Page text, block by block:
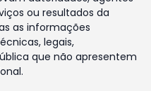
ou resultados da
as informações
legais,
que não apresentem